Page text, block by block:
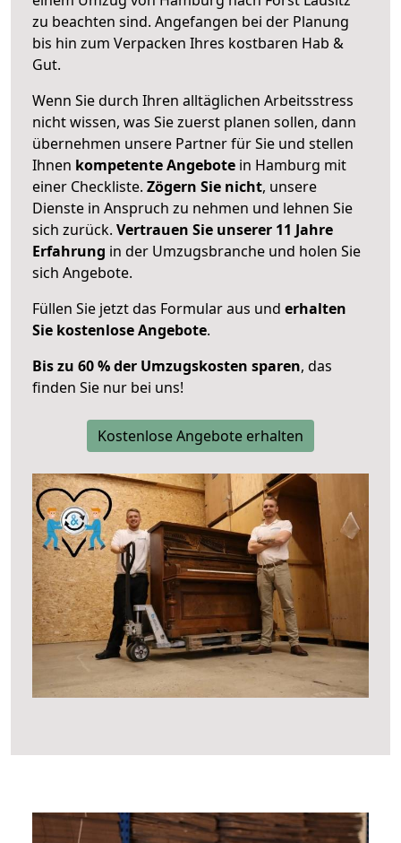
zu beachten sind. Angefangen bei der Planung
bis hin zum Verpacken Ihres kostbaren Hab &
Gut.
Wenn Sie durch Ihren alltäglichen Arbeitsstress
nicht wissen, was Sie zuerst planen sollen, dann
übernehmen unsere Partner für Sie und stellen
Ihnen kompetente Angebote in Hamburg mit
einer Checkliste. Zögern Sie nicht, unsere
Dienste in Anspruch zu nehmen und lehnen Sie
sich zurück. Vertrauen Sie unserer 11 Jahre
Erfahrung in der Umzugsbranche und holen Sie
sich Angebote.
Füllen Sie jetzt das Formular aus und erhalten
Sie kostenlose Angebote.
Bis zu 60 % der Umzugskosten sparen, das
finden Sie nur bei uns!
Kostenlose Angebote erhalten